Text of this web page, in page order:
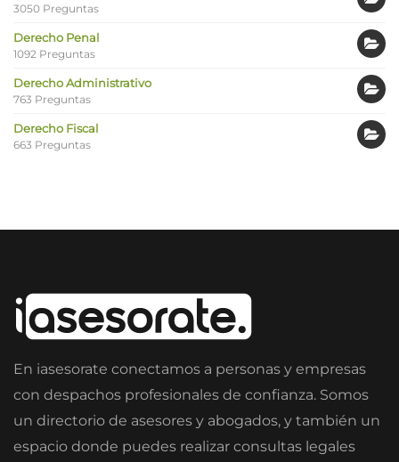
3050 Preguntas
Derecho Penal
1092 Preguntas
Derecho Administrativo
763 Preguntas
Derecho Fiscal
663 Preguntas
En iasesorate conectamos a personas y empresas
con despachos profesionales de confianza. Somos
un directorio de asesores y abogados, y también un
espacio donde puedes realizar consultas legales